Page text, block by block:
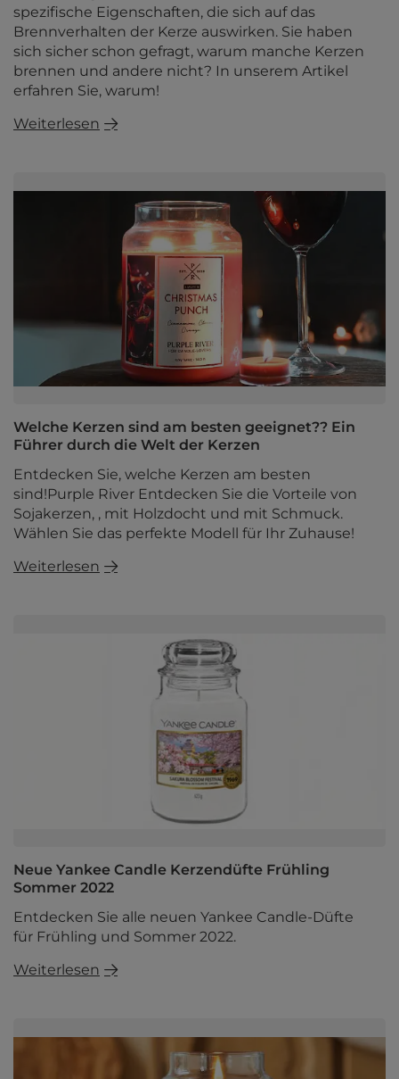
spezifische Eigenschaften, die sich auf das
Brennverhalten der Kerze auswirken. Sie haben
sich sicher schon gefragt, warum manche Kerzen
brennen und andere nicht? In unserem Artikel
erfahren Sie, warum!
Weiterlesen
Welche Kerzen sind am besten geeignet?? Ein
Führer durch die Welt der Kerzen
Entdecken Sie, welche Kerzen am besten
sind!Purple River Entdecken Sie die Vorteile von
Sojakerzen, , mit Holzdocht und mit Schmuck.
Wählen Sie das perfekte Modell für Ihr Zuhause!
Weiterlesen
Neue Yankee Candle Kerzendüfte Frühling
Sommer 2022
Entdecken Sie alle neuen Yankee Candle-Düfte
für Frühling und Sommer 2022.
Weiterlesen